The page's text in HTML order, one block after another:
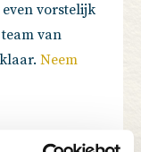
vorstelijk
van
klaar.Neem